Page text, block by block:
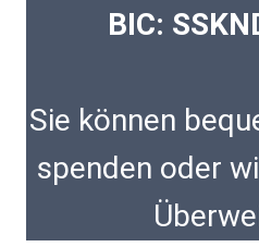
BIC:
Sie können
spenden oder